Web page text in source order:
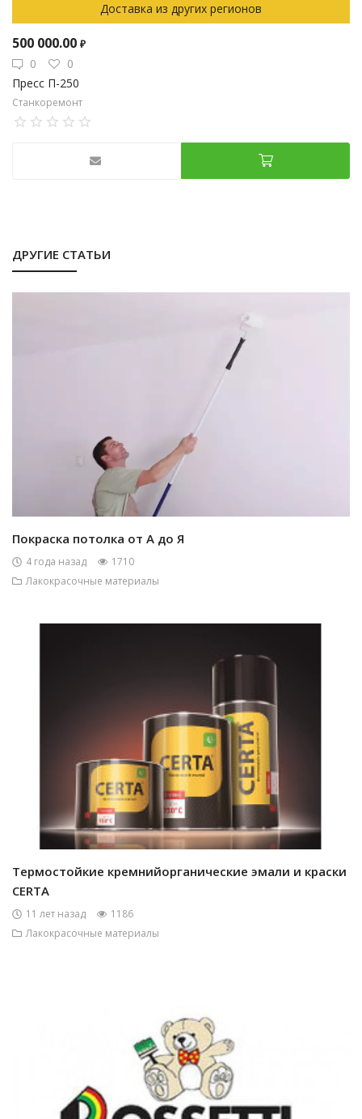
Доставка из других регионов
500 000.00 ₽
0
0
Пресс П-250
Станкоремонт
ДРУГИЕ СТАТЬИ
Покраска потолка от А до Я
4 года назад
1710
Лакокрасочные материалы
Термостойкие кремнийорганические эмали и краски
CERTA
11 лет назад
1186
Лакокрасочные материалы